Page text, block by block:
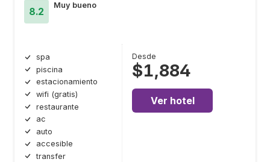
8.2
Muy bueno
spa
piscina
estacionamiento
wifi (gratis)
restaurante
ac
auto
accesible
transfer
Desde
$1,884
Ver hotel